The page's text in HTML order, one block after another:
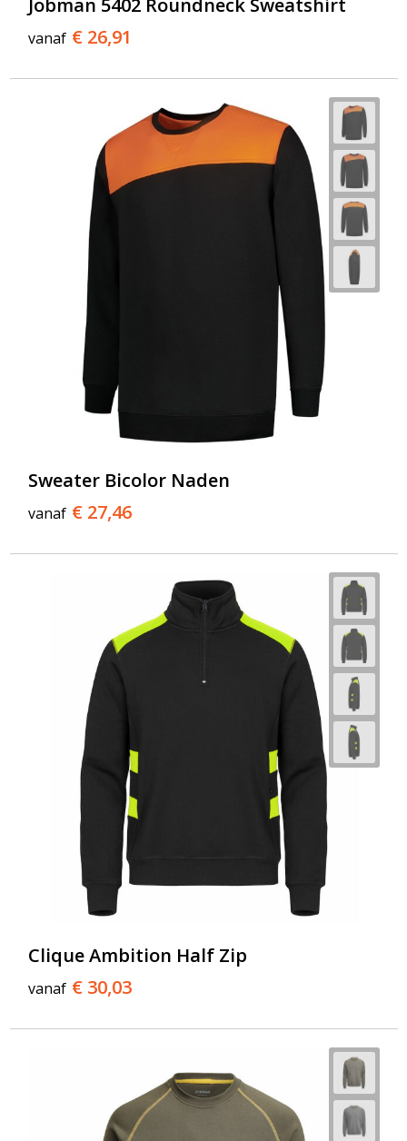
Jobman 5402 Roundneck Sweatshirt
vanaf € 26,91
Sweater Bicolor Naden
vanaf € 27,46
Clique Ambition Half Zip
vanaf € 30,03